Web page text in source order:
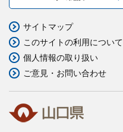
サイトマップ
このサイトの利用について
個人情報の取り扱い
ご意見・お問い合わせ